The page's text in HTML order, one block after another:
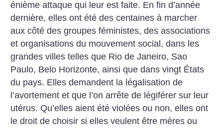
énième attaque qui leur est faite. En fin d’année
dernière, elles ont été des centaines à marcher
aux côté des groupes féministes, des associations
et organisations du mouvement social, dans les
grandes villes telles que Rio de Janeiro, Sao
Paulo, Belo Horizonte, ainsi que dans vingt États
du pays. Elles demandent la légalisation de
l’avortement et que l’on arrête de légiférer sur leur
utérus. Qu’elles aient été violées ou non, elles ont
le droit de choisir si elles veulent être mères ou